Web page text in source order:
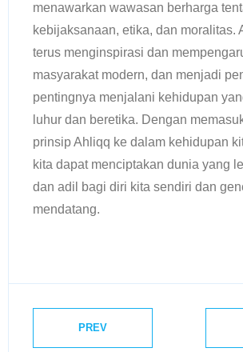
menawarkan wawasan berharga
kebijaksanaan, etika, dan moralitas.
terus menginspirasi dan
masyarakat modern, dan menjadi
pentingnya menjalani kehidupan
luhur dan beretika. Dengan
prinsip Ahliqq ke dalam kehidupan
kita dapat menciptakan dunia yang
dan adil bagi diri kita sendiri dan
mendatang.
PREV